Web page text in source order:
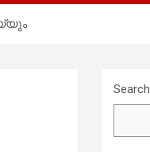
Search